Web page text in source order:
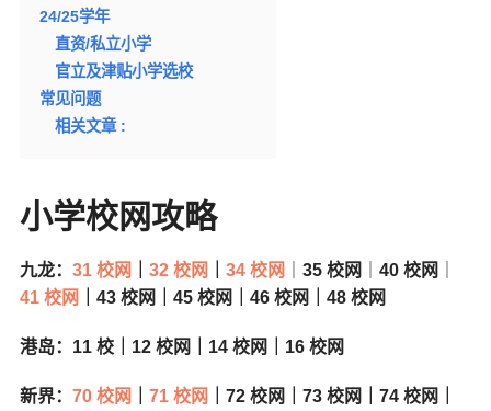
24/25学年
直资/私立小学
官立及津贴小学选校
常见问题
相关文章 :
小学校网攻略
九龙： 31 校网 32 校网 34 校网 35 校网 40 校网
41 校网 ｜43 校网｜45 校网｜46 校网｜48 校网
港岛：11 校｜12 校网｜14 校网｜16 校网
新界： 70 校网 71 校网
｜72 校网｜73 校网｜74 校网｜